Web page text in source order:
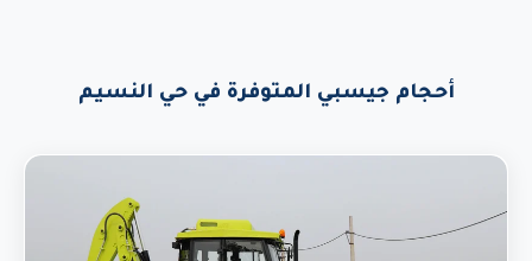
أحجام جيسبي المتوفرة في حي النسيم